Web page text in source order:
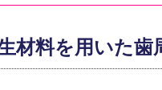
材料を用いた歯